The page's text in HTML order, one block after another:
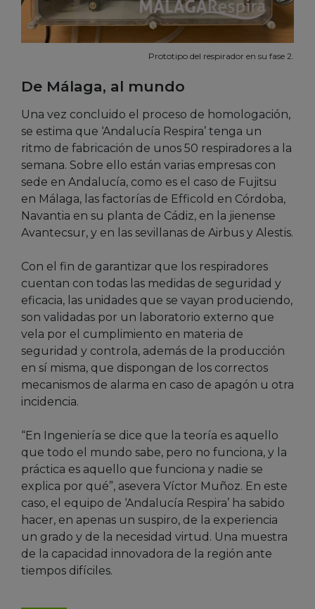
Prototipo del respirador en su fase 2.
De Málaga, al mundo
Una vez concluido el proceso de homologación,
se estima que ‘Andalucía Respira’ tenga un
ritmo de fabricación de unos 50 respiradores a la
semana. Sobre ello están varias empresas con
sede en Andalucía, como es el caso de Fujitsu
en Málaga, las factorías de Efficold en Córdoba,
Navantia en su planta de Cádiz, en la jienense
Avantecsur, y en las sevillanas de Airbus y Alestis.
Con el fin de garantizar que los respiradores
cuentan con todas las medidas de seguridad y
eficacia, las unidades que se vayan produciendo,
son validadas por un laboratorio externo que
vela por el cumplimiento en materia de
seguridad y controla, además de la producción
en sí misma, que dispongan de los correctos
mecanismos de alarma en caso de apagón u otra
incidencia.
“En Ingeniería se dice que la teoría es aquello
que todo el mundo sabe, pero no funciona, y la
práctica es aquello que funciona y nadie se
explica por qué”, asevera Víctor Muñoz. En este
caso, el equipo de ‘Andalucía Respira’ ha sabido
hacer, en apenas un suspiro, de la experiencia
un grado y de la necesidad virtud. Una muestra
de la capacidad innovadora de la región ante
tiempos difíciles.